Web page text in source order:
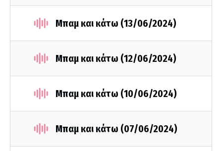
Μπαμ και κάτω (13/06/2024)
Μπαμ και κάτω (12/06/2024)
Μπαμ και κάτω (10/06/2024)
Μπαμ και κάτω (07/06/2024)